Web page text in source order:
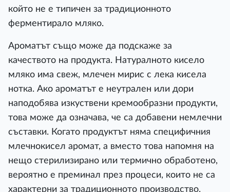
който не е типичен за традиционното
ферментирало мляко.
Ароматът също може да подскаже за
качеството на продукта. Натуралното кисело
мляко има свеж, млечен мирис с лека кисела
нотка. Ако ароматът е неутрален или дори
наподобява изкуствени кремообразни продукти,
това може да означава, че са добавени немлечни
съставки. Когато продуктът няма специфичния
млечнокисел аромат, а вместо това напомня на
нещо стерилизирано или термично обработено,
вероятно е преминал през процеси, които не са
характерни за традиционното производство.